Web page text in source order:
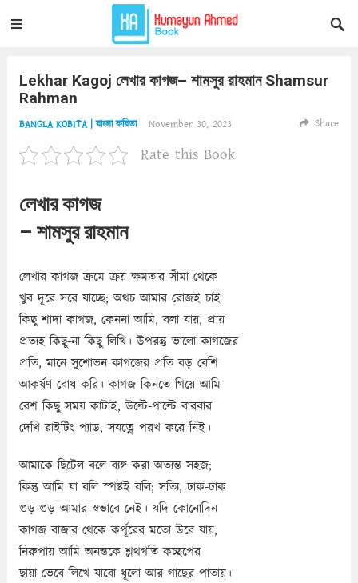
Lekhar Kagoj লেখার কাগজ– শামসুর রাহমান Shamsur
Rahman
BANGLA KOBITA | বাংলা কবিতা November 30, 2023 Share
Rate this Book
লেখার কাগজ
– শামসুর রাহমান
লেখার কাগজ ক্রমে ক্রয় ক্ষমতার সীমা থেকে
খুব দূরে সরে যাচ্ছে; অথচ আমার রোজই চাই
কিছু শাদা কাগজ, কেননা আমি, বলা যায়, প্রায়
প্রত্যহ কিছু-না কিছু লিখি। উপরন্তু ভালো কাগজের
প্রতি, মানে সুশোভন কাগজের প্রতি বড় বেশি
আকর্ষণ বোধ করি। কাগজ কিনতে গিয়ে আমি
বেশ কিছু সময় কাটাই, উল্টে-পাল্টে বারবার
দেখি রাইটিং প্যাড, সযত্নে পরখ করে নিই।
আমাকে ছিটেল বলে ব্যঙ্গ করা অত্যন্ত সহজ;
কিন্তু আমি যা বলি স্পষ্টই বলি; সত্যি, ঢাক-ঢাক
গুড়-গুড় আমার স্বভাবে নেই। যদি কোনোদিন
কাগজ বাজার থেকে কর্পূরের মতো উবে যায়,
নিরুপায় আমি অনন্তকে শ্লথগতি কচ্ছপের
ছায়া ভেবে লিখে যাবো ধূলো আর গাছের পাতায়।